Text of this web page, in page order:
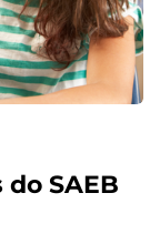
SAEB